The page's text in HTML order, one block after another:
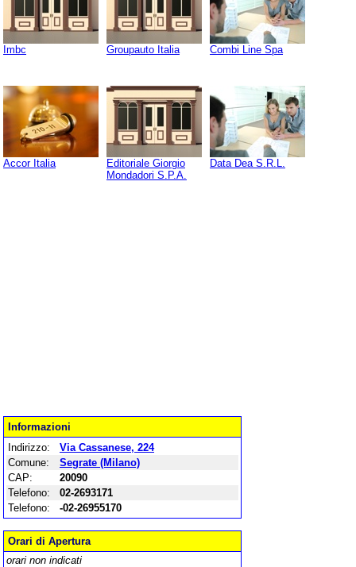
Imbc Groupauto Italia Combi Line Spa
Accor Italia
Editoriale Giorgio
Mondadori S.P.A.
Data Dea S.R.L.
Informazioni
Indirizzo:
Via Cassanese, 224
Comune:
Segrate (Milano)
CAP:
20090
Telefono:
02-2693171
Telefono:
-02-26955170
Orari di Apertura
orari non indicati